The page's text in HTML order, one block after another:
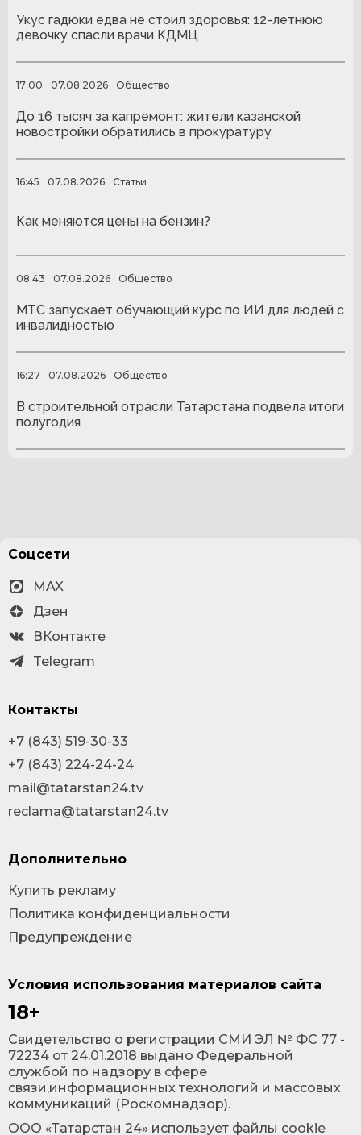
Укус гадюки едва не стоил здоровья: 12-летнюю
девочку спасли врачи КДМЦ
17:00 07.08.2026 Общество
До 16 тысяч за капремонт: жители казанской
новостройки обратились в прокуратуру
16:45 07.08.2026 Статьи
Как меняются цены на бензин?
08:43 07.08.2026 Общество
МТС запускает обучающий курс по ИИ для людей с
инвалидностью
16:27 07.08.2026 Общество
В строительной отрасли Татарстана подвела итоги
полугодия
Условия использования материалов сайта
18+
Cвидетельство о регистрации СМИ ЭЛ № ФС 77 -
72234 от 24.01.2018 выдано Федеральной
службой по надзору в сфере
связи,информационных технологий и массовых
коммуникаций (Роскомнадзор).
ООО «Татарстан 24» использует файлы cookie
Соцсети
MAX
Дзен
ВКонтакте
Telegram
Контакты
+7 (843) 519-30-33
+7 (843) 224-24-24
mail@tatarstan24.tv
reclama@tatarstan24.tv
Дополнительно
Купить рекламу
Политика конфиденциальности
Предупреждение